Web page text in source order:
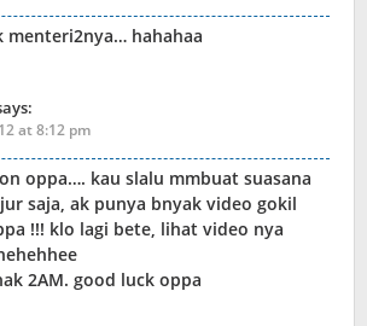
menteri2nya… hahahaa
at 8:12 pm
oppa…. kau slalu mmbuat suasana
saja, ak punya bnyak video gokil
!!! klo lagi bete, lihat video nya
2AM. good luck oppa